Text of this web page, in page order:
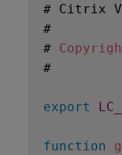
# Citrix
#
#
#
export
function